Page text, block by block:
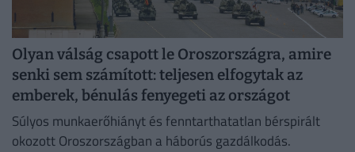
Olyan válság csapott le Oroszországra, amire
senki sem számított: teljesen elfogytak az
emberek, bénulás fenyegeti az országot
Súlyos munkaerőhiányt és fenntarthatatlan bérspirált
okozott Oroszországban a háborús gazdálkodás.